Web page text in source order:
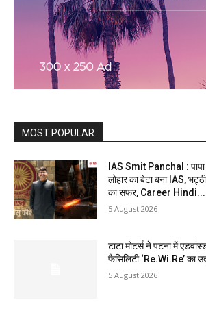
MOST POPULAR
IAS Smit Panchal :
लोहार का बेटा बना IAS,
का सफर, Career Hindi...
5 August 2026
टाटा मोटर्स ने पटना में
फैसिलिटी ‘Re.Wi.Re’ का
5 August 2026